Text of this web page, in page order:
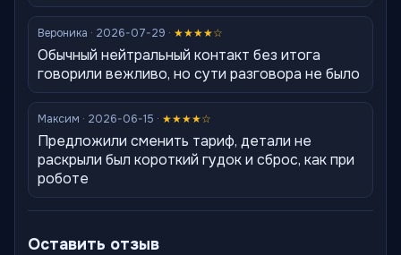
Вероника · 2026-07-29 · ★★★★☆
Обычный нейтральный контакт без итога
говорили вежливо, но сути разговора не было
Максим · 2026-06-15 · ★★★★☆
Предложили сменить тариф, детали не
раскрыли был короткий гудок и сброс, как при
роботе
Оставить отзыв